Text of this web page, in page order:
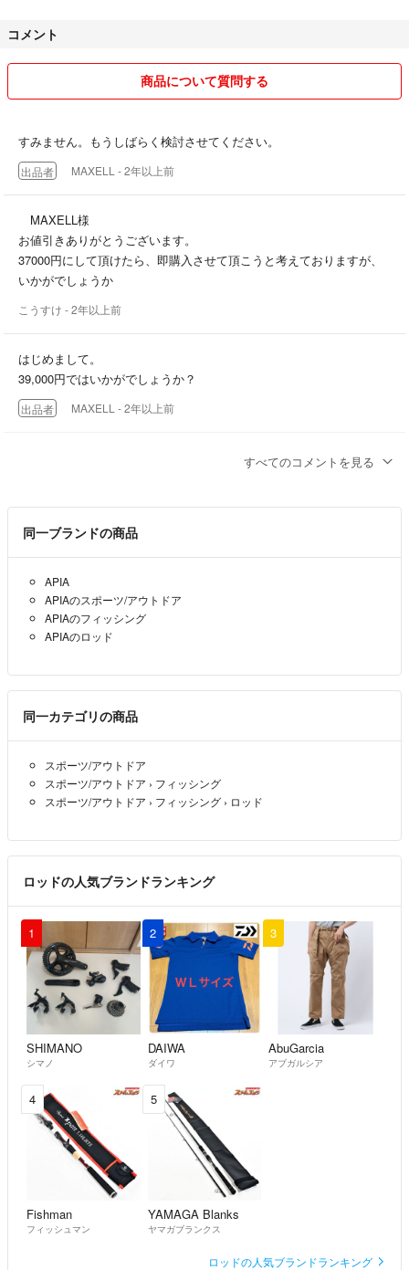
コメント
商品について質問する
すみません。もうしばらく検討させてください。
出品者 MAXELL- 2年以上前
MAXELL様
お値引きありがとうございます。
37000円にして頂けたら、即購入させて頂こうと考えておりますが、
いかがでしょうか
こうすけ - 2年以上前
はじめまして。
39,000円ではいかがでしょうか？
出品者 MAXELL- 2年以上前
こうすけ- 2年以上前
すべてのコメントを見る
同一ブランドの商品
APIA
APIAのスポーツ/アウトドア
APIAのフィッシング
APIAのロッド
同一カテゴリの商品
スポーツ/アウトドア
スポーツ/アウトドア › フィッシング
スポーツ/アウトドア › フィッシング › ロッド
ロッドの人気ブランドランキング
1
SHIMANO
シマノ
2
DAIWA
ダイワ
3
AbuGarcia
アブガルシア
4
Fishman
フィッシュマン
5
YAMAGA Blanks
ヤマガブランクス
ロッドの人気ブランドランキング